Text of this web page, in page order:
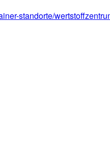
standorte/